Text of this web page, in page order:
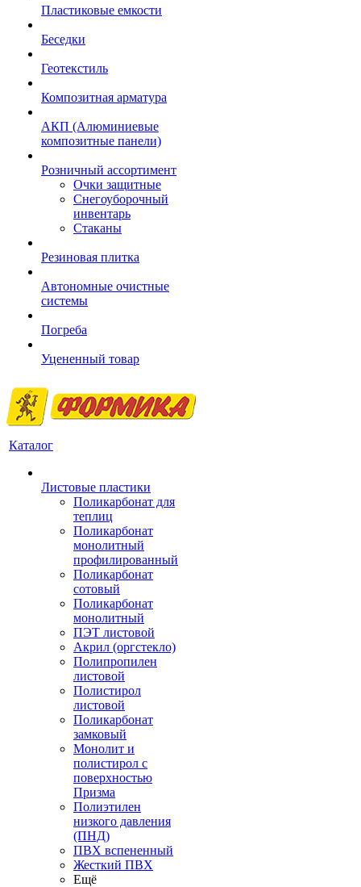
Пластиковые емкости
Беседки
Геотекстиль
Композитная арматура
АКП (Алюминиевые
композитные панели)
Розничный ассортимент
Очки защитные
Снегоуборочный
инвентарь
Стаканы
Резиновая плитка
Автономные очистные
системы
Погреба
Уцененный товар
Каталог
Листовые пластики
Поликарбонат для
теплиц
Поликарбонат
монолитный
профилированный
Поликарбонат
сотовый
Поликарбонат
монолитный
ПЭТ листовой
Акрил (оргстекло)
Полипропилен
листовой
Полистирол
листовой
Поликарбонат
замковый
Монолит и
полистирол с
поверхностью
Призма
Полиэтилен
низкого давления
(ПНД)
ПВХ вспененный
Жесткий ПВХ
Ещё